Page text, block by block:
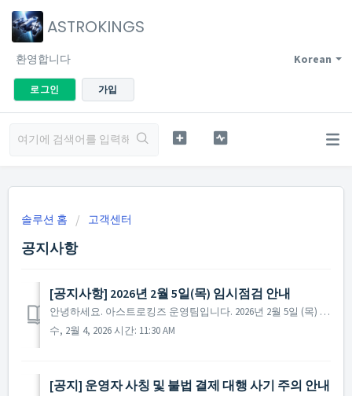
ASTROKINGS
Korean
환영합니다
로그인 가입
솔루션 홈 고객센터
공지사항
[공지사항] 2026년 2월 5일(목) 임시점검 안내
안녕하세요. 아스트로킹즈 운영팀입니다. 2026년 2월 5일 (목) 게임 서비스의 임시 점검이 진행될 예정입니다. 아스트로킹즈 임시 점검 안내 [점검 시간] 2026년 2월 5일 (목) 14:00 부터 ~ 15:00 까지 (총 1시간) ...
수, 2월 4, 2026 시간: 11:30 AM
[공지] 운영자 사칭 및 불법 결제 대행 사기 주의 안내